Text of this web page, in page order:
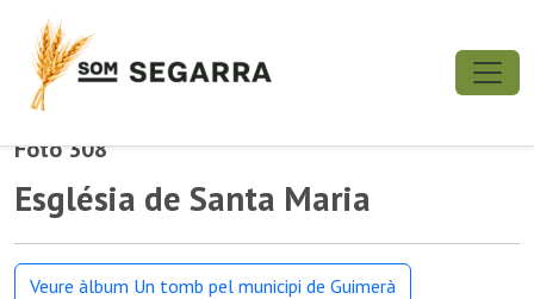
Foto 308
Església de Santa Maria
Veure àlbum Un tomb pel municipi de Guimerà